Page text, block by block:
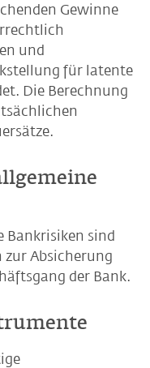
Gewinne
und
für latente
Die Berechnung
Bankrisiken sind
zur Absicherung
der Bank.